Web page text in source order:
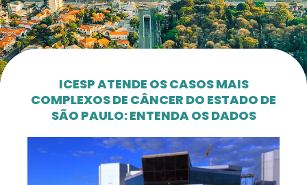
ICESP ATENDE OS CASOS MAIS
COMPLEXOS DE CÂNCER DO ESTADO DE
SÃO PAULO: ENTENDA OS DADOS